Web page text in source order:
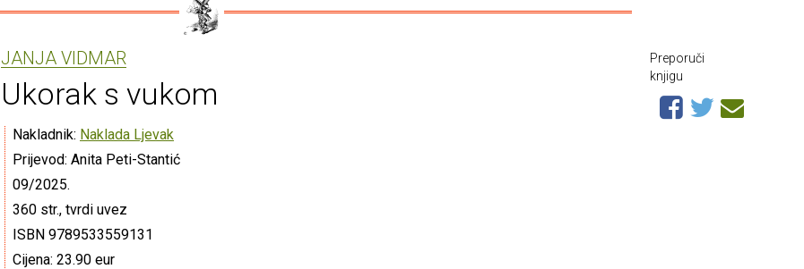
JANJA VIDMAR
Ukorak s vukom
Nakladnik: Naklada Ljevak
Prijevod: Anita Peti-Stantić
09/2025.
360 str., tvrdi uvez
ISBN 9789533559131
Cijena: 23.90 eur
Preporuči
knjigu